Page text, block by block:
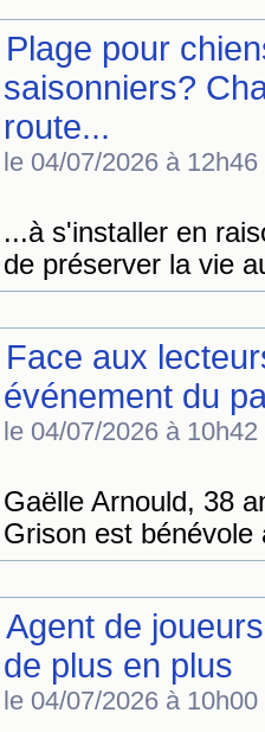
Plage pour
saisonniers?
route...
le 04/07/2026 à 12h46
...à s'installer en
de préserver la vie
Face aux
événement du
le 04/07/2026 à 10h42
Gaëlle Arnould, 38
Grison est
Agent de
de plus en plus
le 04/07/2026 à 10h00